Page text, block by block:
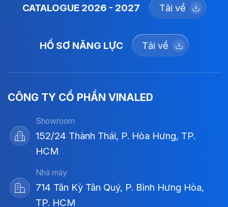
CATALOGUE 2026 - 2027 Tải về
HỒ SƠ NĂNG LỰC Tải về
CÔNG TY CỔ PHẦN VINALED
Showroom
152/24 Thành Thái, P. Hòa Hưng, TP.
HCM
Nhà máy
714 Tân Kỳ Tân Quý, P. Bình Hưng Hòa,
TP. HCM